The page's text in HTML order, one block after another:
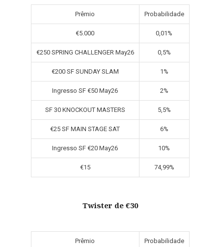
Prêmio Probabilidade
€5.000 0,01%
€250 SPRING CHALLENGER May26 0,5%
€200 SF SUNDAY SLAM 1%
Ingresso SF €50 May26 2%
SF 30 KNOCKOUT MASTERS 5,5%
€25 SF MAIN STAGE SAT 6%
Ingresso SF €20 May26 10%
€15 74,99%
Twister de €30
Prêmio Probabilidade